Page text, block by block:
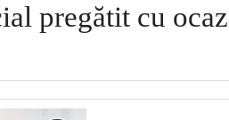
pregătit cu